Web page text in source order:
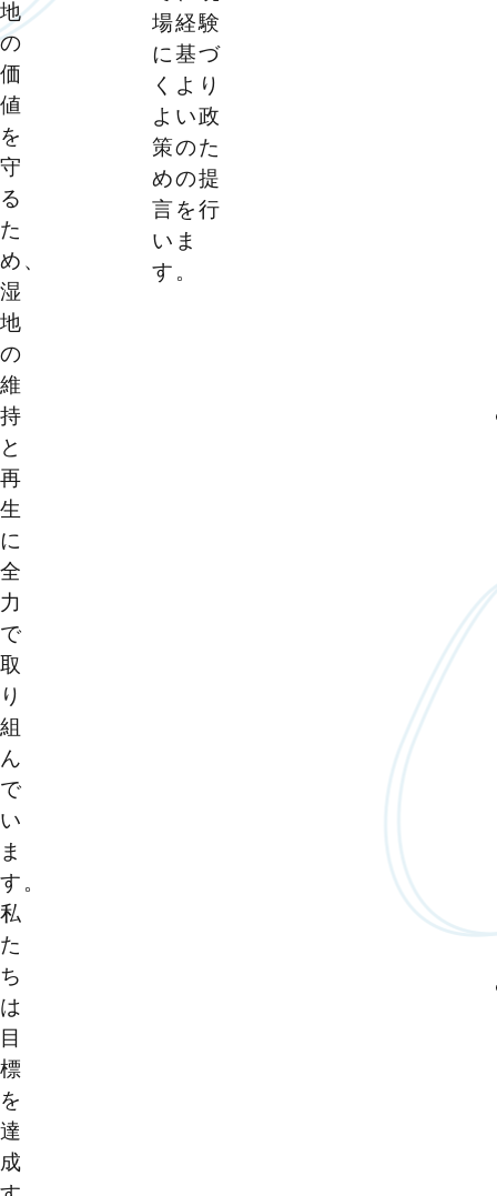
地
の
価
値
を
守
る
た
め、
湿
地
の
維
持
と
再
生
に
全
力
で
取
り
組
ん
で
い
ま
す。
私
た
ち
は
目
標
を
達
成
場経験
に基づ
くより
よい政
策のた
めの提
言を行
いま
す。